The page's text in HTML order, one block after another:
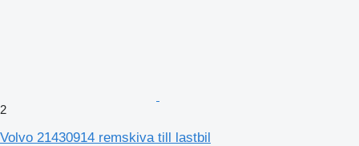
2
Volvo 21430914 remskiva till lastbil